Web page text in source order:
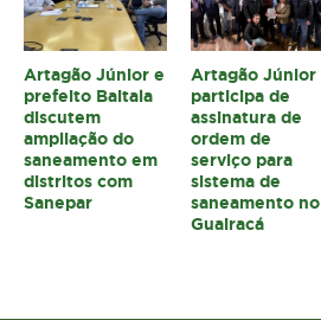
Artagão Júnior e
prefeito Baitala
discutem
ampliação do
saneamento em
distritos com
Sanepar
Artagão Júnior
participa de
assinatura de
ordem de
serviço para
sistema de
saneamento no
Guairacá